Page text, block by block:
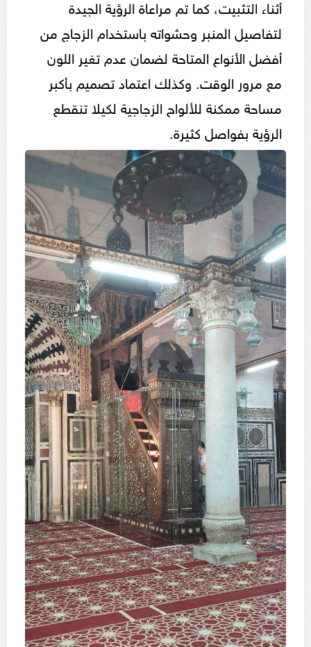
أثناء التثبيت، كما تم مراعاة الرؤية الجيدة
لتفاصيل المنبر وحشواته باستخدام الزجاج من
أفضل الأنواع المتاحة لضمان عدم تغير اللون
مع مرور الوقت. وكذلك اعتماد تصميم بأكبر
مساحة ممكنة للألواح الزجاجية لكيلا تنقطع
الرؤية بفواصل كثيرة.